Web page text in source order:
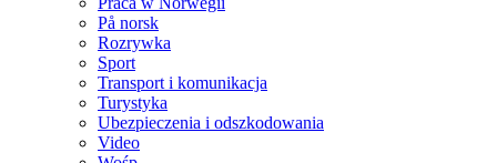
På norsk
Rozrywka
Sport
Transport i komunikacja
Turystyka
Ubezpieczenia i odszkodowania
Video